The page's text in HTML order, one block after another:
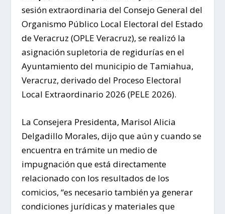
sesión extraordinaria del Consejo General del
Organismo Público Local Electoral del Estado
de Veracruz (OPLE Veracruz), se realizó la
asignación supletoria de regidurías en el
Ayuntamiento del municipio de Tamiahua,
Veracruz, derivado del Proceso Electoral
Local Extraordinario 2026 (PELE 2026).
La Consejera Presidenta, Marisol Alicia
Delgadillo Morales, dijo que aún y cuando se
encuentra en trámite un medio de
impugnación que está directamente
relacionado con los resultados de los
comicios, “es necesario también ya generar
condiciones jurídicas y materiales que